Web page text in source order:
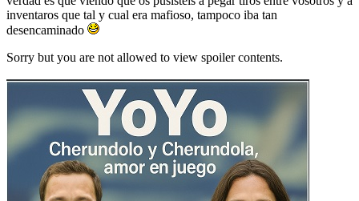
inventaros que tal y cual era mafioso, tampoco iba tan
desencaminado
Sorry but you are not allowed to view spoiler contents.